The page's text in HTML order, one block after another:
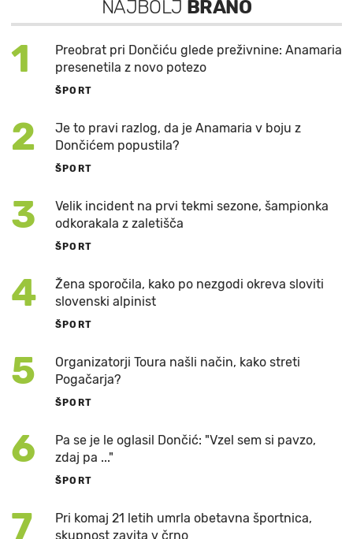
NAJBOLJ BRANO
1
Preobrat pri Dončiću glede preživnine: Anamaria
presenetila z novo potezo
ŠPORT
2
Je to pravi razlog, da je Anamaria v boju z
Dončićem popustila?
ŠPORT
3
Velik incident na prvi tekmi sezone, šampionka
odkorakala z zaletišča
ŠPORT
4
Žena sporočila, kako po nezgodi okreva sloviti
slovenski alpinist
ŠPORT
5
Organizatorji Toura našli način, kako streti
Pogačarja?
ŠPORT
6
Pa se je le oglasil Dončić: "Vzel sem si pavzo,
zdaj pa ..."
ŠPORT
7
Pri komaj 21 letih umrla obetavna športnica,
skupnost zavita v črno